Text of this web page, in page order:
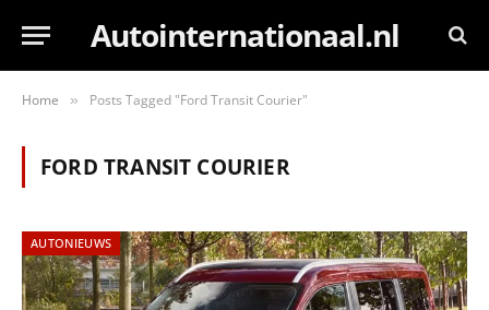
Autointernationaal.nl
Home » Posts Tagged "Ford Transit Courier"
FORD TRANSIT COURIER
AUTONIEUWS